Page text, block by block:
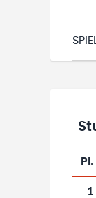
Pl.
1